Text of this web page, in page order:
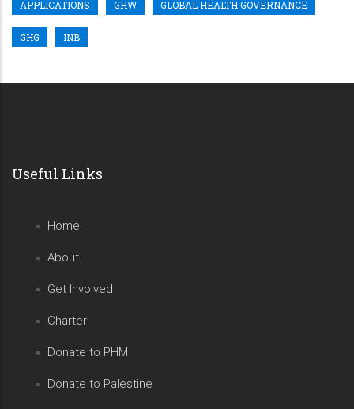
APPLICATIONS GHW GLOBAL HEALTH GOVERNANCE
GHG INB
Useful Links
Home
About
Get Involved
Charter
Donate to PHM
Donate to Palestine